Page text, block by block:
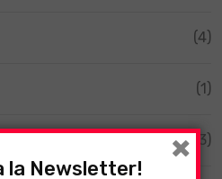
(4)
(1)
(3)
la Newsletter!
×